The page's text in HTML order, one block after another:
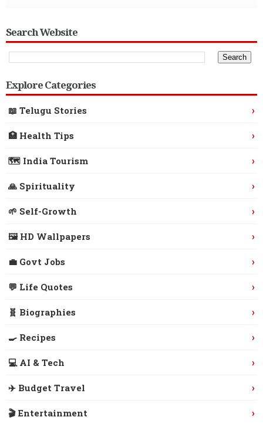
Search Website
Explore Categories
📖 Telugu Stories ›
🏥 Health Tips ›
🗺️ India Tourism ›
🙏 Spirituality ›
🌱 Self-Growth ›
🖼️ HD Wallpapers ›
💼 Govt Jobs ›
💬 Life Quotes ›
🧬 Biographies ›
🍳 Recipes ›
💻 AI & Tech ›
✈️ Budget Travel ›
🎬 Entertainment ›